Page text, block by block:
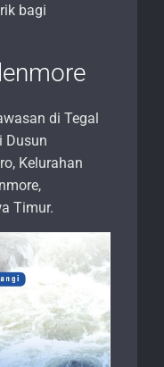
bagi
di Tegal
Dusun
Kelurahan
Timur.